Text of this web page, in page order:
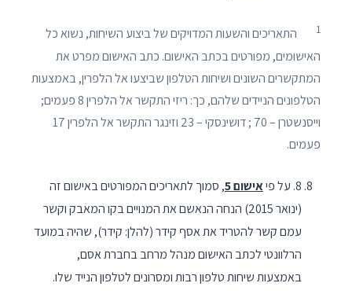
1
התאריכים והשעות המדויקים של ביצוע השיחות, נשוא כל
האישומים, מפורטים בכתב האישום. כתב האישום מפרט את
המתקשרים השונים ושיחות הטלפון שביצעו אל הלפרין, באמצעות
הטלפונים הניידים שלהם, כך: ריזי התקשר אל הלפרין 8 פעמים;
וייסנשטרן – 70 ; דושינסקי – 23 וזינגר התקשר אל הלפרין 17
פעמים.
8. על פי אישום 5 , סמוך לתאריכים המפורטים באישום זה
(ינואר 2015) הנחה הנאשם את המנויים בקו המאבק וקשר
עמם קשר להטריד את אסף קידר (להלן: קידר), שהיה במועד
הרלוונטי לכתב האישום מנהל מרחב בחברת אסם,
באמצעות שיחות טלפון רבות ומסרונים לטלפון הנייד שלו.